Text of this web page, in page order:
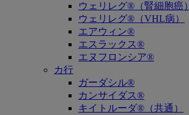
ウェリレグ®（腎細胞癌）
ウェリレグ®（VHL病）
エアウィン®
エスラックス®
エヌフロンシア®
カ行
ガーダシル®
カンサイダス®
キイトルーダ®（共通）